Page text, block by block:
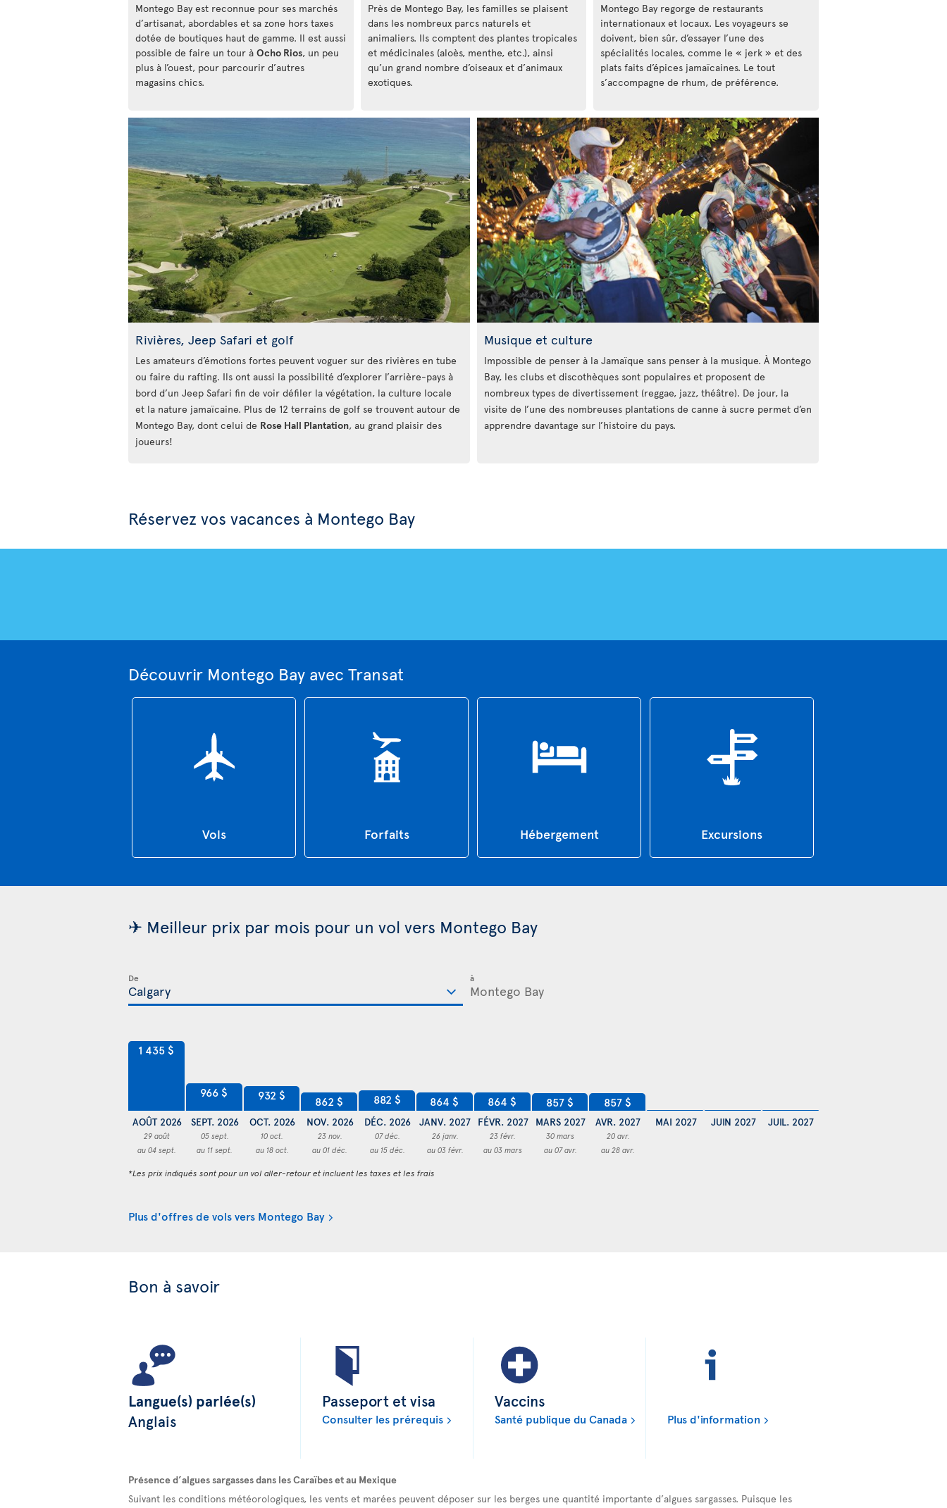
Montego Bay est reconnue pour ses marchés
d’artisanat, abordables et sa zone hors taxes
dotée de boutiques haut de gamme. Il est aussi
possible de faire un tour à Ocho Rios, un peu
plus à l’ouest, pour parcourir d’autres
magasins chics.
Près de Montego Bay, les familles se plaisent
dans les nombreux parcs naturels et
animaliers. Ils comptent des plantes tropicales
et médicinales (aloès, menthe, etc.), ainsi
qu’un grand nombre d’oiseaux et d’animaux
exotiques.
Montego Bay regorge de restaurants
internationaux et locaux. Les voyageurs se
doivent, bien sûr, d’essayer l’une des
spécialités locales, comme le « jerk » et des
plats faits d’épices jamaïcaines. Le tout
s’accompagne de rhum, de préférence.
Rivières, Jeep Safari et golf
Les amateurs d’émotions fortes peuvent voguer sur des rivières en tube
ou faire du rafting. Ils ont aussi la possibilité d’explorer l’arrière-pays à
bord d’un Jeep Safari fin de voir défiler la végétation, la culture locale
et la nature jamaïcaine. Plus de 12 terrains de golf se trouvent autour de
Montego Bay, dont celui de Rose Hall Plantation, au grand plaisir des
joueurs!
Musique et culture
Impossible de penser à la Jamaïque sans penser à la musique. À Montego
Bay, les clubs et discothèques sont populaires et proposent de
nombreux types de divertissement (reggae, jazz, théâtre). De jour, la
visite de l’une des nombreuses plantations de canne à sucre permet d’en
apprendre davantage sur l’histoire du pays.
Réservez vos vacances à Montego Bay
Découvrir Montego Bay avec Transat
Vols Forfaits Hébergement Excursions
✈ Meilleur prix par mois pour un vol vers Montego Bay
De à
1 435 $
AOÛT 2026
29 août
au 04 sept.
966 $
SEPT. 2026
05 sept.
au 11 sept.
932 $
OCT. 2026
10 oct.
au 18 oct.
862 $
NOV. 2026
23 nov.
au 01 déc.
882 $
DÉC. 2026
07 déc.
au 15 déc.
864 $
JANV. 2027
26 janv.
au 03 févr.
864 $
FÉVR. 2027
23 févr.
au 03 mars
857 $
MARS 2027
30 mars
au 07 avr.
857 $
AVR. 2027
20 avr.
au 28 avr.
MAI 2027 JUIN 2027 JUIL. 2027
*Les prix indiqués sont pour un vol aller-retour et incluent les taxes et les frais
Plus d'offres de vols vers Montego Bay
Bon à savoir
Langue(s) parlée(s)
Anglais
Passeport et visa
Consulter les prérequis
Vaccins
Santé publique du Canada Plus d'information
Présence d’algues sargasses dans les Caraïbes et au Mexique
Suivant les conditions météorologiques, les vents et marées peuvent déposer sur les berges une quantité importante d’algues sargasses. Puisque les